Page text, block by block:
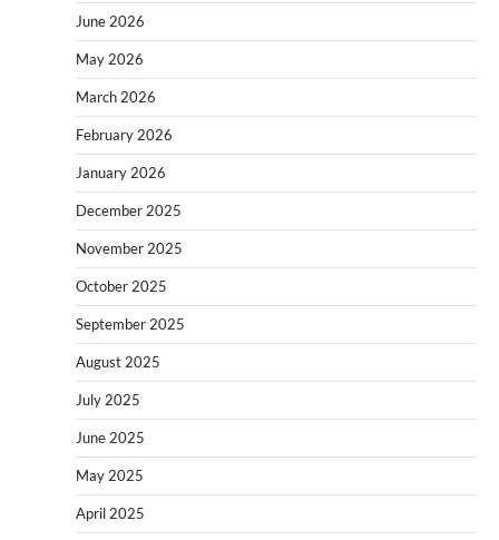
June 2026
May 2026
March 2026
February 2026
January 2026
December 2025
November 2025
October 2025
September 2025
August 2025
July 2025
June 2025
May 2025
April 2025